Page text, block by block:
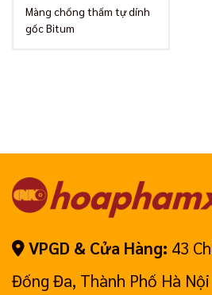
Màng chống thấm tự dính
gốc Bitum
VPGD & Cửa Hàng: 43
Đống Đa, Thành Phố Hà Nội